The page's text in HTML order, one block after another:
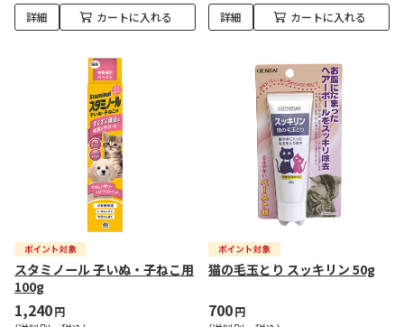
詳細 カートに入れる 詳細 カートに入れる
スタミノール 子いぬ・子ねこ用
100g
1,240円
猫の毛玉とり スッキリン 50g
700円